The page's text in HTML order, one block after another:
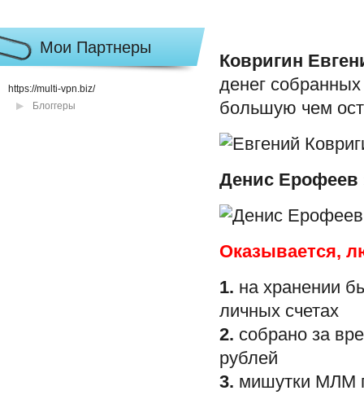
Мои Партнеры
https://multi-vpn.biz/
Блоггеры
Ковригин
денег
большую чем
Денис Ерофеев
Оказывается,
1. на хранении
личных счетах
2. собрано за
рублей
3. мишутки МЛМ